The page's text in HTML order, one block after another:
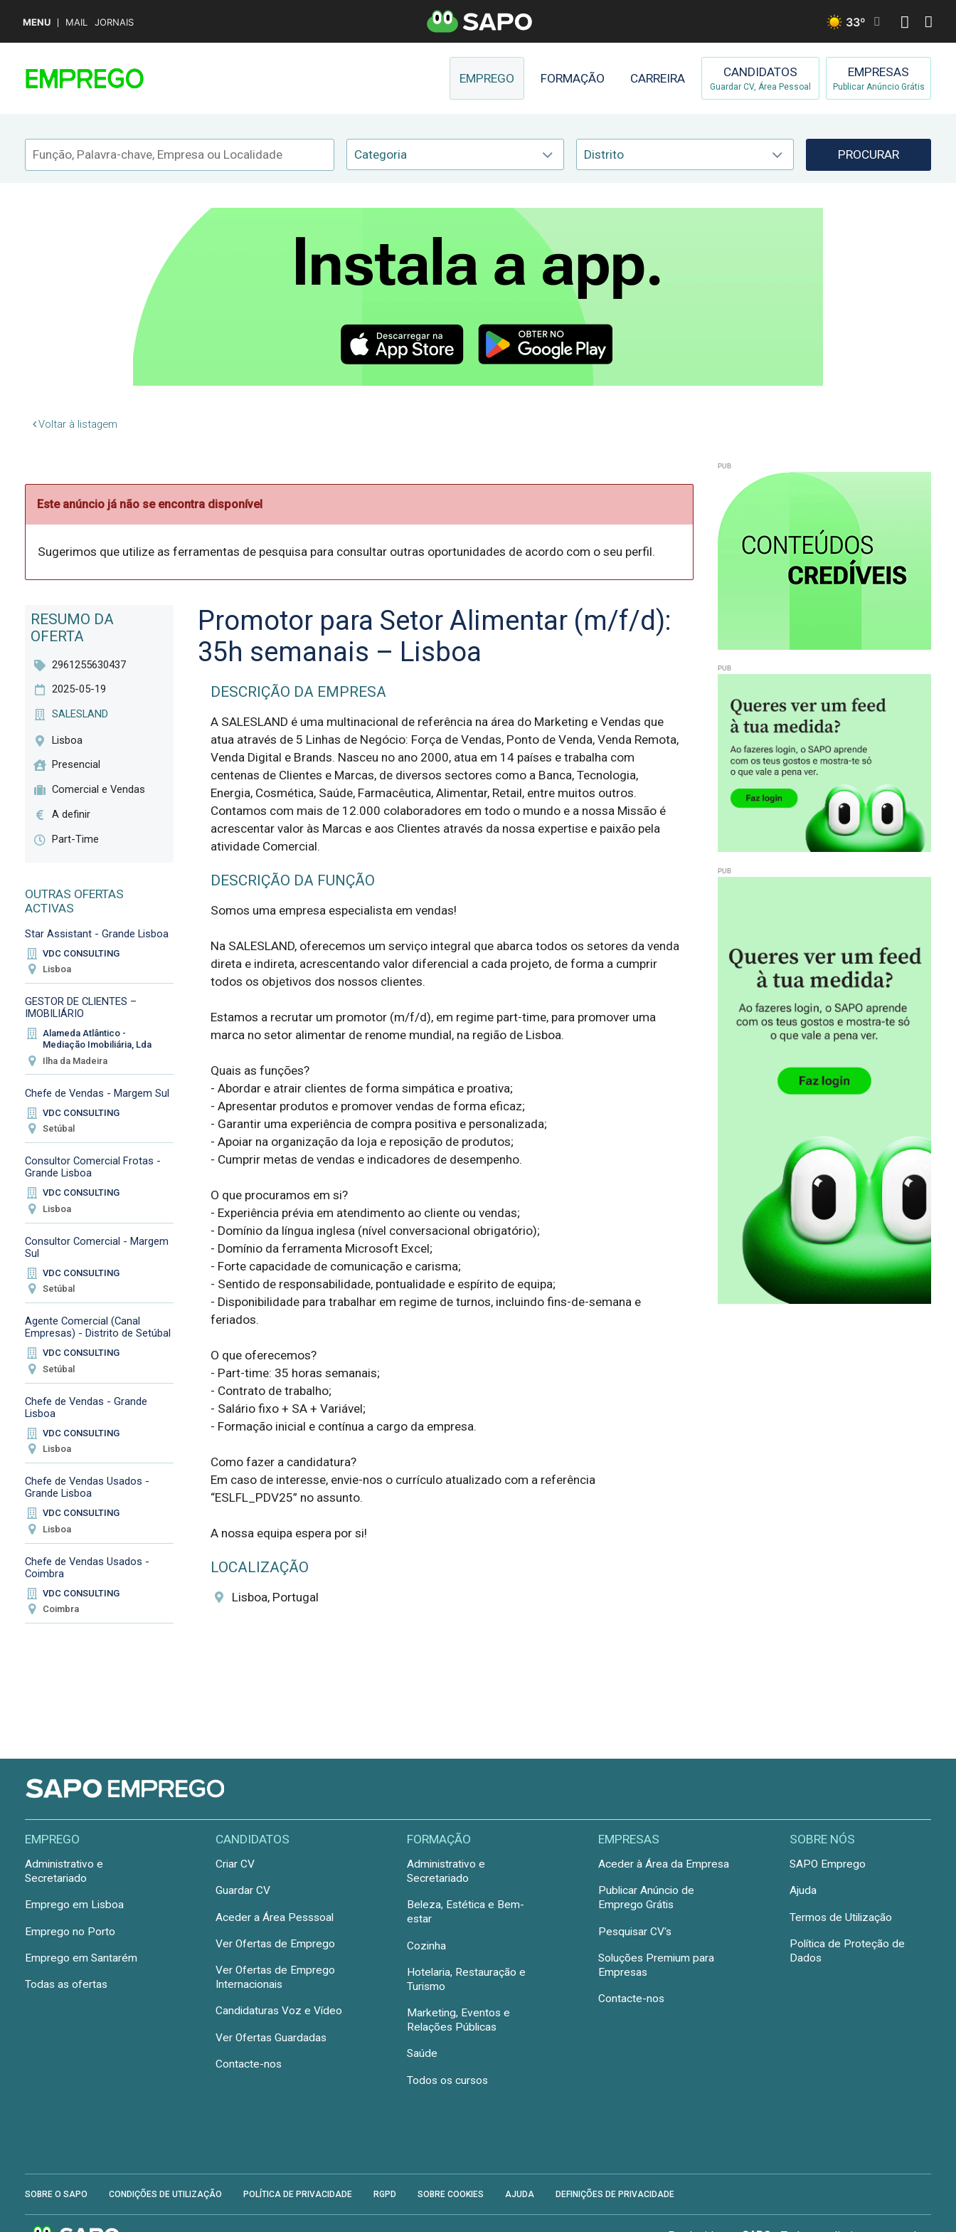
MENU MAIL JORNAIS 33º
EMPREGO FORMAÇÃO CARREIRA CANDIDATOS
Guardar CV, Área Pessoal
EMPRESAS
Publicar Anúncio Grátis
Categoria Distrito PROCURAR
Voltar à listagem
Este anúncio já não se encontra disponível
Sugerimos que utilize as ferramentas de pesquisa para consultar outras oportunidades de acordo com o seu perfil.
RESUMO DA
OFERTA
2961255630437
2025-05-19
SALESLAND
Lisboa
Presencial
Comercial e Vendas
A definir
Part-Time
OUTRAS OFERTAS
ACTIVAS
Star Assistant - Grande Lisboa
VDC CONSULTING
Lisboa
GESTOR DE CLIENTES –
IMOBILIÁRIO
Alameda Atlântico -
Mediação Imobiliária, Lda
Ilha da Madeira
Chefe de Vendas - Margem Sul
VDC CONSULTING
Setúbal
Consultor Comercial Frotas -
Grande Lisboa
VDC CONSULTING
Lisboa
Consultor Comercial - Margem
Sul
VDC CONSULTING
Setúbal
Agente Comercial (Canal
Empresas) - Distrito de Setúbal
VDC CONSULTING
Setúbal
Chefe de Vendas - Grande
Lisboa
VDC CONSULTING
Lisboa
Chefe de Vendas Usados -
Grande Lisboa
VDC CONSULTING
Lisboa
Chefe de Vendas Usados -
Coimbra
VDC CONSULTING
Coimbra
Promotor para Setor Alimentar (m/f/d):
35h semanais – Lisboa
DESCRIÇÃO DA EMPRESA
A SALESLAND é uma multinacional de referência na área do Marketing e Vendas que
atua através de 5 Linhas de Negócio: Força de Vendas, Ponto de Venda, Venda Remota,
Venda Digital e Brands. Nasceu no ano 2000, atua em 14 países e trabalha com
centenas de Clientes e Marcas, de diversos sectores como a Banca, Tecnologia,
Energia, Cosmética, Saúde, Farmacêutica, Alimentar, Retail, entre muitos outros.
Contamos com mais de 12.000 colaboradores em todo o mundo e a nossa Missão é
acrescentar valor às Marcas e aos Clientes através da nossa expertise e paixão pela
atividade Comercial.
DESCRIÇÃO DA FUNÇÃO
Somos uma empresa especialista em vendas!
Na SALESLAND, oferecemos um serviço integral que abarca todos os setores da venda
direta e indireta, acrescentando valor diferencial a cada projeto, de forma a cumprir
todos os objetivos dos nossos clientes.
Estamos a recrutar um promotor (m/f/d), em regime part-time, para promover uma
marca no setor alimentar de renome mundial, na região de Lisboa.
Quais as funções?
- Abordar e atrair clientes de forma simpática e proativa;
- Apresentar produtos e promover vendas de forma eficaz;
- Garantir uma experiência de compra positiva e personalizada;
- Apoiar na organização da loja e reposição de produtos;
- Cumprir metas de vendas e indicadores de desempenho.
O que procuramos em si?
- Experiência prévia em atendimento ao cliente ou vendas;
- Domínio da língua inglesa (nível conversacional obrigatório);
- Domínio da ferramenta Microsoft Excel;
- Forte capacidade de comunicação e carisma;
- Sentido de responsabilidade, pontualidade e espírito de equipa;
- Disponibilidade para trabalhar em regime de turnos, incluindo fins-de-semana e
feriados.
O que oferecemos?
- Part-time: 35 horas semanais;
- Contrato de trabalho;
- Salário fixo + SA + Variável;
- Formação inicial e contínua a cargo da empresa.
Como fazer a candidatura?
Em caso de interesse, envie-nos o currículo atualizado com a referência
“ESLFL_PDV25” no assunto.
A nossa equipa espera por si!
LOCALIZAÇÃO
Lisboa, Portugal
EMPREGO
Administrativo e
Secretariado
Emprego em Lisboa
Emprego no Porto
Emprego em Santarém
Todas as ofertas
CANDIDATOS
Criar CV
Guardar CV
Aceder a Área Pesssoal
Ver Ofertas de Emprego
Ver Ofertas de Emprego
Internacionais
Candidaturas Voz e Vídeo
Ver Ofertas Guardadas
Contacte-nos
FORMAÇÃO
Administrativo e
Secretariado
Beleza, Estética e Bem-
estar
Cozinha
Hotelaria, Restauração e
Turismo
Marketing, Eventos e
Relações Públicas
Saúde
Todos os cursos
EMPRESAS
Aceder à Área da Empresa
Publicar Anúncio de
Emprego Grátis
Pesquisar CV's
Soluções Premium para
Empresas
Contacte-nos
SOBRE NÓS
SAPO Emprego
Ajuda
Termos de Utilização
Política de Proteção de
Dados
SOBRE O SAPO CONDIÇÕES DE UTILIZAÇÃO POLÍTICA DE PRIVACIDADE RGPD SOBRE COOKIES AJUDA DEFINIÇÕES DE PRIVACIDADE